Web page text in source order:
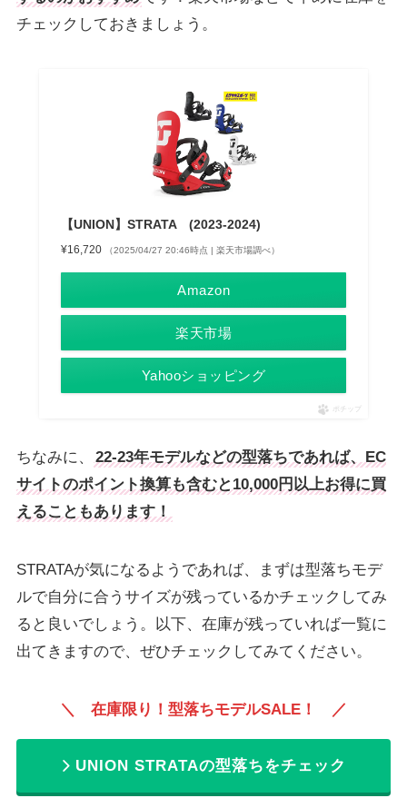
チェックしておきましょう。
【UNION】STRATA (2023-2024)
¥16,720 （2025/04/27 20:46時点 | 楽天市場調べ）
Amazon
楽天市場
Yahooショッピング
ポチップ
ちなみに、
22-23年モデルなどの型落ちであれば、EC
サイトのポイント換算も含むと10,000円以上お得に買
えることもあります！
STRATAが気になるようであれば、まずは型落ちモデ
ルで自分に合うサイズが残っているかチェックしてみ
ると良いでしょう。以下、在庫が残っていれば一覧に
出てきますので、ぜひチェックしてみてください。
＼ 在庫限り！型落ちモデルSALE！ ／
UNION STRATAの型落ちをチェック